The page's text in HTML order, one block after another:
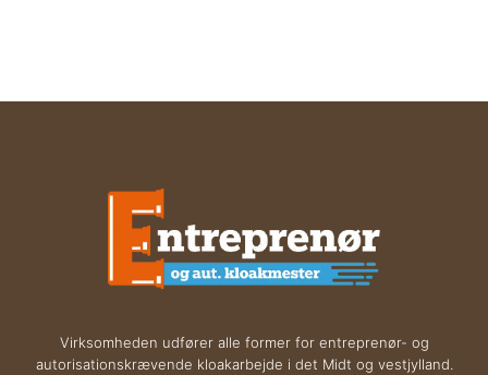
Virksomheden udfører alle former for entreprenør- og
autorisationskrævende kloakarbejde i det Midt og vestjylland.